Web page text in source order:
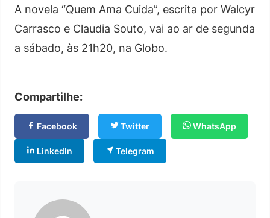
A novela “Quem Ama Cuida”, escrita por Walcyr
Carrasco e Claudia Souto, vai ao ar de segunda
a sábado, às 21h20, na Globo.
Compartilhe:
Facebook Twitter WhatsApp
LinkedIn Telegram